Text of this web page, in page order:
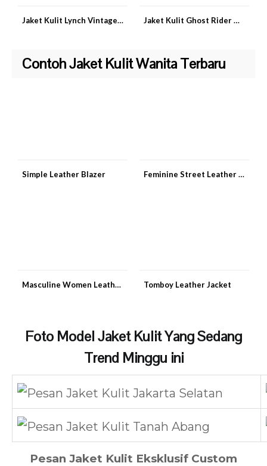
Jaket Kulit Lynch Vintage Classic Jaket Kulit Ghost Rider Nicolas Cage
Contoh Jaket Kulit Wanita Terbaru
Simple Leather Blazer Feminine Street Leather Jacket
Masculine Women Leather Jacket Tomboy Leather Jacket
Foto Model Jaket Kulit Yang Sedang
Trend Minggu ini
Pesan Jaket Kulit Eksklusif Custom